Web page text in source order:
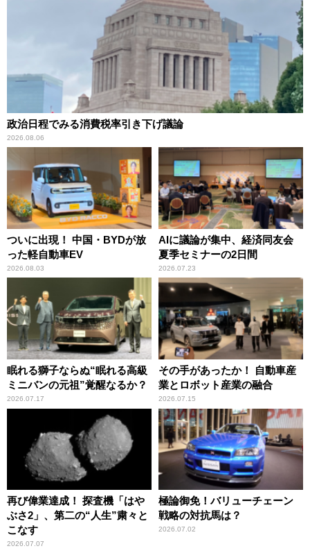
政治日程でみる消費税率引き下げ議論
2026.08.06
ついに出現！ 中国・BYDが放
った軽自動車EV
2026.08.03
AIに議論が集中、経済同友会
夏季セミナーの2日間
2026.07.23
眠れる獅子ならぬ“眠れる高級
ミニバンの元祖”覚醒なるか？
2026.07.17
その手があったか！ 自動車産
業とロボット産業の融合
2026.07.15
再び偉業達成！ 探査機「はや
ぶさ2」、第二の“人生”粛々と
こなす
2026.07.07
極論御免！バリューチェーン
戦略の対抗馬は？
2026.07.02